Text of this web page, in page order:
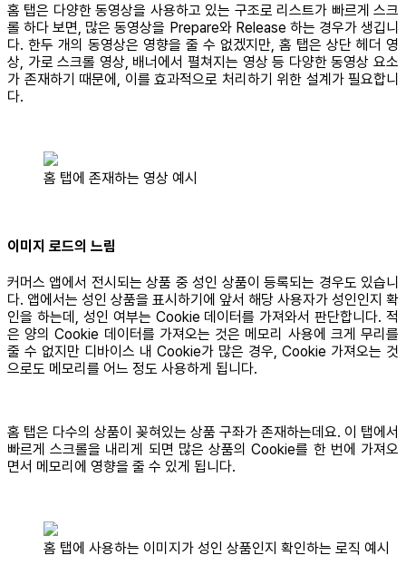
홈 탭은 다양한 동영상을 사용하고 있는 구조로 리스트가 빠르게 스크
롤 하다 보면, 많은 동영상을 Prepare와 Release 하는 경우가 생깁니
다. 한두 개의 동영상은 영향을 줄 수 없겠지만, 홈 탭은 상단 헤더 영
상, 가로 스크롤 영상, 배너에서 펼쳐지는 영상 등 다양한 동영상 요소
가 존재하기 때문에, 이를 효과적으로 처리하기 위한 설계가 필요합니
다.
홈 탭에 존재하는 영상 예시
이미지 로드의 느림
커머스 앱에서 전시되는 상품 중 성인 상품이 등록되는 경우도 있습니
다. 앱에서는 성인 상품을 표시하기에 앞서 해당 사용자가 성인인지 확
인을 하는데, 성인 여부는 Cookie 데이터를 가져와서 판단합니다. 적
은 양의 Cookie 데이터를 가져오는 것은 메모리 사용에 크게 무리를
줄 수 없지만 디바이스 내 Cookie가 많은 경우, Cookie 가져오는 것
으로도 메모리를 어느 정도 사용하게 됩니다.
홈 탭은 다수의 상품이 꽂혀있는 상품 구좌가 존재하는데요. 이 탭에서
빠르게 스크롤을 내리게 되면 많은 상품의 Cookie를 한 번에 가져오
면서 메모리에 영향을 줄 수 있게 됩니다.
홈 탭에 사용하는 이미지가 성인 상품인지 확인하는 로직 예시